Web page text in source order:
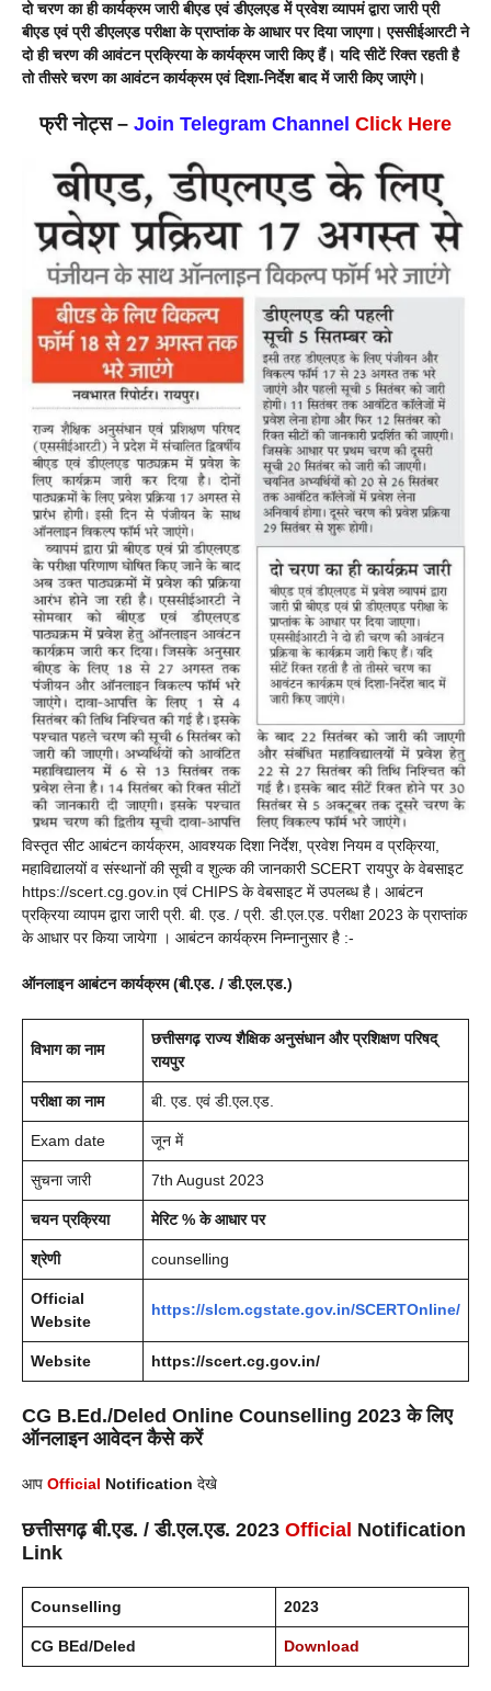
दो चरण का ही कार्यक्रम जारी बीएड एवं डीएलएड में प्रवेश व्यापमं द्वारा जारी प्री
बीएड एवं प्री डीएलएड परीक्षा के प्राप्तांक के आधार पर दिया जाएगा। एससीईआरटी ने
दो ही चरण की आवंटन प्रक्रिया के कार्यक्रम जारी किए हैं। यदि सीटें रिक्त रहती है
तो तीसरे चरण का आवंटन कार्यक्रम एवं दिशा-निर्देश बाद में जारी किए जाएंगे।
फ्री नोट्स – Join Telegram Channel Click Here
विस्तृत सीट आबंटन कार्यक्रम, आवश्यक दिशा निर्देश, प्रवेश नियम व प्रक्रिया,
महाविद्यालयों व संस्थानों की सूची व शुल्क की जानकारी SCERT रायपुर के वेबसाइट
https://scert.cg.gov.in एवं CHIPS के वेबसाइट में उपलब्ध है। आबंटन
प्रक्रिया व्यापम द्वारा जारी प्री. बी. एड. / प्री. डी.एल.एड. परीक्षा 2023 के प्राप्तांक
के आधार पर किया जायेगा । आबंटन कार्यक्रम निम्नानुसार है :-
ऑनलाइन आबंटन कार्यक्रम (बी.एड. / डी.एल.एड.)
विभाग का नाम
छत्तीसगढ़ राज्य शैक्षिक अनुसंधान और प्रशिक्षण परिषद्
रायपुर
परीक्षा का नाम बी. एड. एवं डी.एल.एड.
Exam date जून में
सुचना जारी 7th August 2023
चयन प्रक्रिया मेरिट % के आधार पर
श्रेणी counselling
Official
Website
https://slcm.cgstate.gov.in/SCERTOnline/
Website https://scert.cg.gov.in/
CG B.Ed./Deled Online Counselling 2023 के लिए
ऑनलाइन आवेदन कैसे करें
आप Official Notification देखे
छत्तीसगढ़बी.एड. / डी.एल.एड. 2023 Official Notification
Link
Counselling 2023
CG BEd/Deled Download